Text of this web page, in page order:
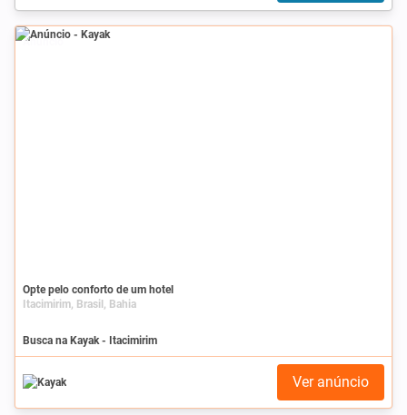
Anúncio
Opte pelo conforto de um hotel
Itacimirim, Brasil, Bahia
Busca na Kayak - Itacimirim
Ver anúncio